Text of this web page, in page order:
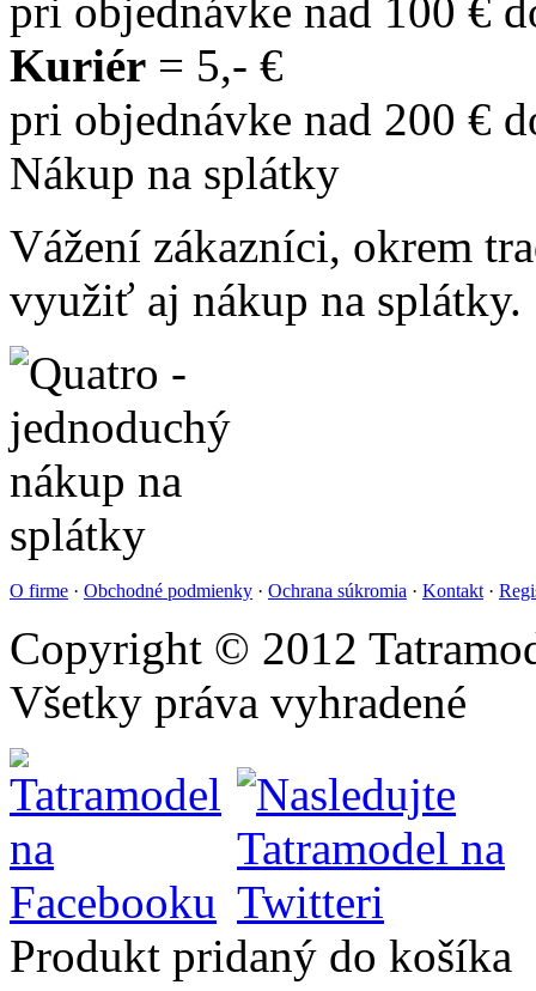
pri objednávke nad 100 €
Kuriér = 5,- €
pri objednávke nad 200 €
Nákup na splátky
Vážení zákazníci, okrem
využiť aj nákup na splátky.
O firme · Obchodné podmienky · Ochrana súkromia · Kontakt ·
Copyright © 2012
Všetky práva vyhradené
Produkt pridaný do košíka